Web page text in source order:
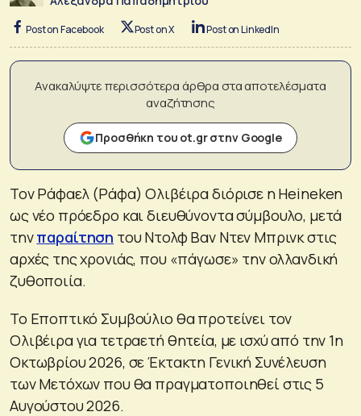
Post on Facebook Post on X Post on LinkedIn
Ανακαλύψτε περισσότερα άρθρα στα αποτελέσματα
αναζήτησης
Προσθήκη του ot.gr στην Google
Τον Ράφαελ (Ράφα) Ολιβέιρα διόρισε η Heineken
ως νέο πρόεδρο και διευθύνοντα σύμβουλο, μετά
τηνπαραίτηση του Ντολφ Βαν Ντεν Μπρινκ στις
αρχές της χρονιάς, που «πάγωσε» την ολλανδική
ζυθοποιία.
Το Εποπτικό Συμβούλιο θα προτείνει τον
Ολιβέιρα για τετραετή θητεία, με ισχύ από την 1η
Οκτωβρίου 2026, σε Έκτακτη Γενική Συνέλευση
των Μετόχων που θα πραγματοποιηθεί στις 5
Αυγούστου 2026.